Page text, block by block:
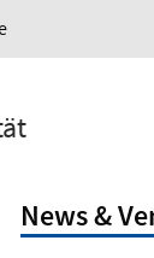
News &